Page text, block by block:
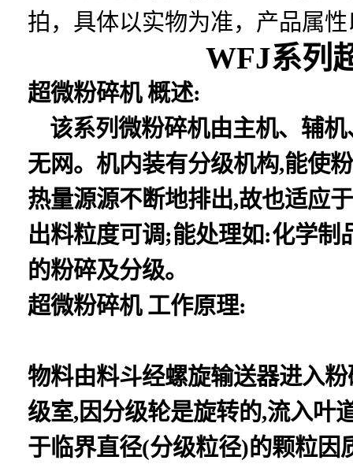
拍，具体以实物为准，产品属
WFJ系列
超微粉碎机 概述:
该系列微粉碎机由主机、辅机
无网。机内装有分级机构,能使
热量源源不断地排出,故也适应
出料粒度可调;能处理如:化学制
的粉碎及分级。
超微粉碎机 工作原理:
物料由料斗经螺旋输送器进入
级室,因分级轮是旋转的,流入叶
于临界直径(分级粒径)的颗粒因